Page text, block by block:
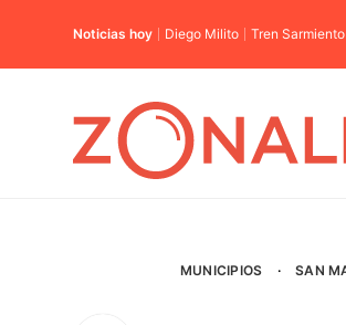
Noticias hoy Diego Milito Tren Sarmiento
MUNICIPIOS · SAN